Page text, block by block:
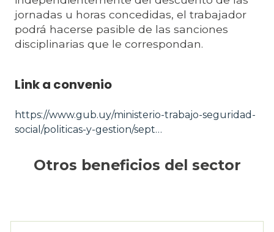
jornadas u horas concedidas, el trabajador
podrá hacerse pasible de las sanciones
disciplinarias que le correspondan.
Link a convenio
https://www.gub.uy/ministerio-trabajo-seguridad-
social/politicas-y-gestion/sept…
Otros beneficios del sector